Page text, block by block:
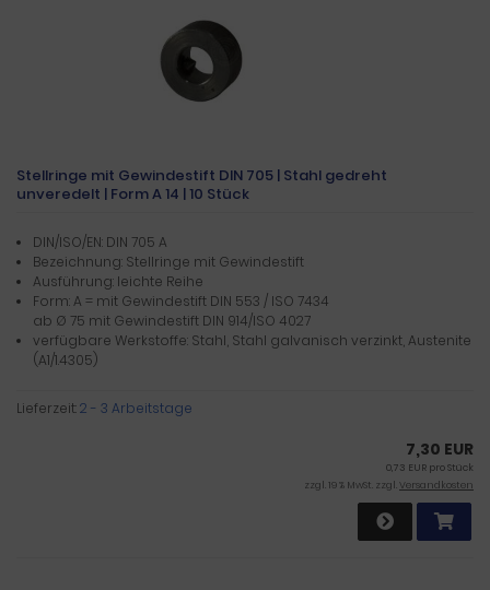
Stellringe mit Gewindestift DIN 705 | Stahl gedreht
unveredelt | Form A 14 | 10 Stück
DIN/ISO/EN: DIN 705 A
Bezeichnung: Stellringe mit Gewindestift
Ausführung: leichte Reihe
Form: A = mit Gewindestift DIN 553 / ISO 7434
ab Ø 75 mit Gewindestift DIN 914/ISO 4027
verfügbare Werkstoffe: Stahl, Stahl galvanisch verzinkt, Austenite
(A1/1.4305)
Lieferzeit:2 - 3 Arbeitstage
7,30 EUR
0,73 EUR pro Stück
zzgl. 19 % MwSt. zzgl.Versandkosten